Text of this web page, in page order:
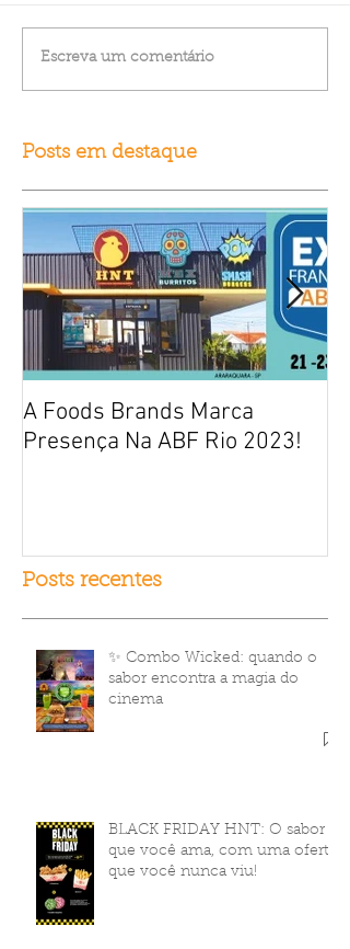
Escreva um comentário
Posts em destaque
A Foods Brands Marca
Presença Na ABF Rio 2023!
Posts recentes
✨ Combo Wicked: quando o
sabor encontra a magia do
cinema
BLACK FRIDAY HNT: O sabor
que você ama, com uma oferta
que você nunca viu!